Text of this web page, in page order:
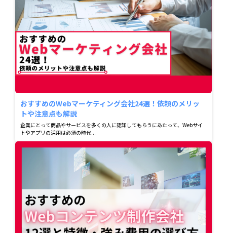
おすすめのWebマーケティング会社24選！依頼のメリッ
トや注意点も解説
企業にとって商品やサービスを多くの人に認知してもらうにあたって、Webサイ
トやアプリの活用は必須の時代...